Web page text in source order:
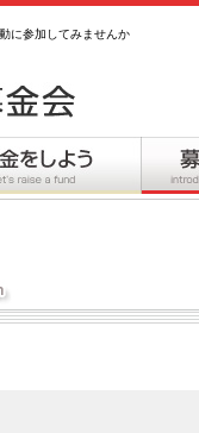
に参加してみませんか